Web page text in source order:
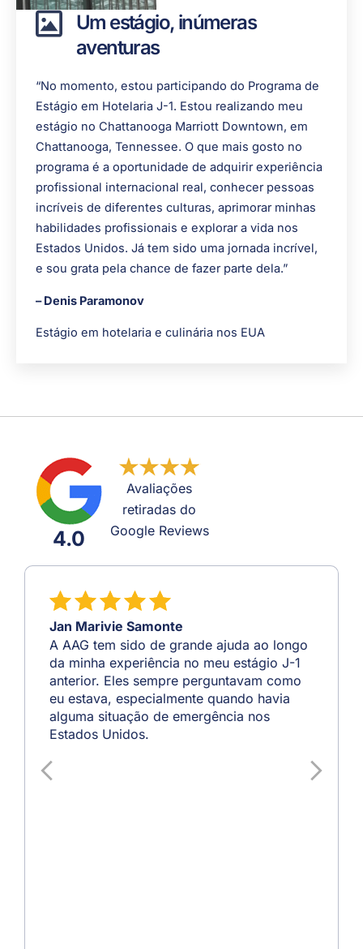
Um estágio, inúmeras
aventuras
“No momento, estou participando do Programa de
Estágio em Hotelaria J-1. Estou realizando meu
estágio no Chattanooga Marriott Downtown, em
Chattanooga, Tennessee. O que mais gosto no
programa é a oportunidade de adquirir experiência
profissional internacional real, conhecer pessoas
incríveis de diferentes culturas, aprimorar minhas
habilidades profissionais e explorar a vida nos
Estados Unidos. Já tem sido uma jornada incrível,
e sou grata pela chance de fazer parte dela.”
– Denis Paramonov
Estágio em hotelaria e culinária nos EUA
4.0
Avaliações
retiradas do
Google Reviews
Jan Marivie Samonte
A AAG tem sido de grande ajuda ao longo
da minha experiência no meu estágio J-1
anterior. Eles sempre perguntavam como
eu estava, especialmente quando havia
alguma situação de emergência nos
Estados Unidos.